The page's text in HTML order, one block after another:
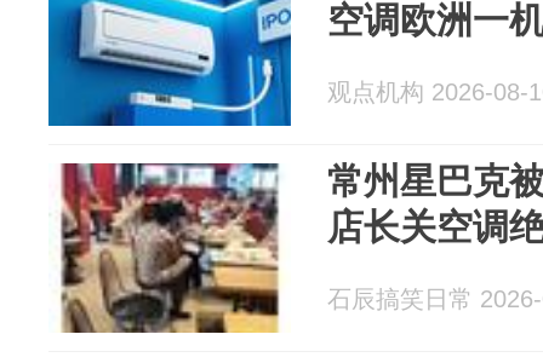
空调欧洲一
观点机构 2026-08-
常州星巴克
店长关空调
石辰搞笑日常